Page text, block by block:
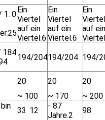
1. 0Ein
Viertel
auf ein
Viertel.6
Ein
Viertel
auf ein
Viertel.6
Ein
Viertel
auf ein
184
194/204194/204 194/
20 20 20
~ 100 ~ 170 ~ 200
33. 12
- 87
Jahre.2
98